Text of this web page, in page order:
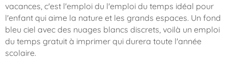
vacances, c'est l'emploi du l'emploi du temps idéal pour
l'enfant qui aime la nature et les grands espaces. Un fond
bleu ciel avec des nuages blancs discrets, voilà un emploi
du temps gratuit à imprimer qui durera toute l'année
scolaire.